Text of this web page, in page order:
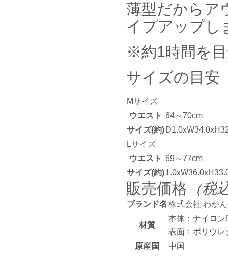
薄型だからア
イプアップし
※約1時間を
サイズの目安
Mサイズ
ウエスト 64～70cm
サイズ(約)
Lサイズ
ウエスト 69～77cm
サイズ(約)
販売価格 （税
ブランド名 株式会社 わが
材質
本体：ナイロ
表面：ポリウ
原産国
中国